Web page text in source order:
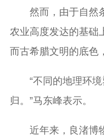
然而，由于自然条
农业高度发达的基础
而古希腊文明的底色
“不同的地理环境
归。”马东峰表示。
近年来，良渚博物